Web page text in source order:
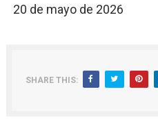
20 de mayo de 2026
SHARE THIS: